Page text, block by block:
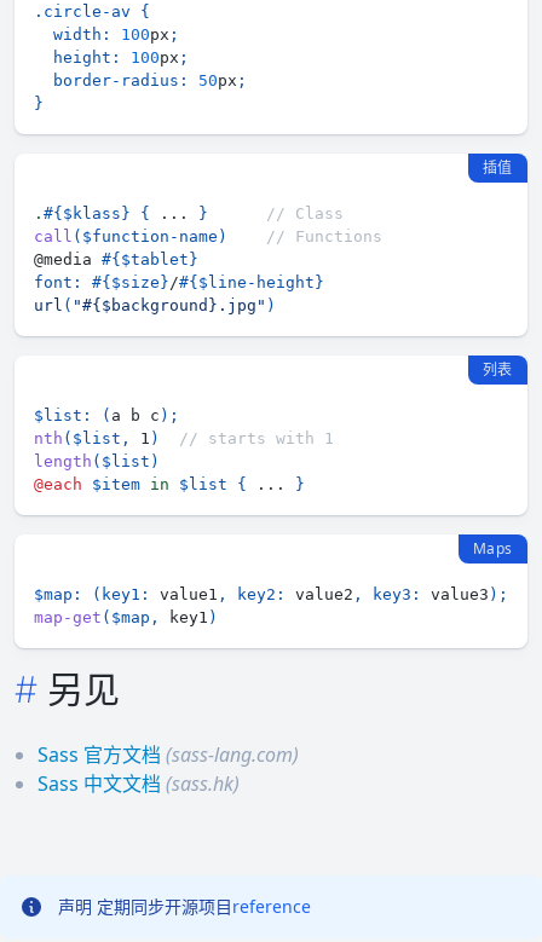
.circle-av
{
width : 100px ;
height : 100px ;
border-radius : 50px ;
}
插值
. #{$klass} { ... }
// Class
call ( $function-name )
// Functions
@media #{$tablet}
font : #{$size} /#{$line-height}
url ( "#{$background}.jpg" )
列表
$list : ( a b c ) ;
nth ( $list , 1 )
// starts with 1
length ( $list )
@each
$item in $list { ... }
Maps
$map : ( key1 : value1 , key2 : value2 , key3 : value3 ) ;
map-get ( $map , key1 )
另见
Sass 官方文档 (sass-lang.com)
Sass 中文文档 (sass.hk)
声明 定期同步开源项目reference